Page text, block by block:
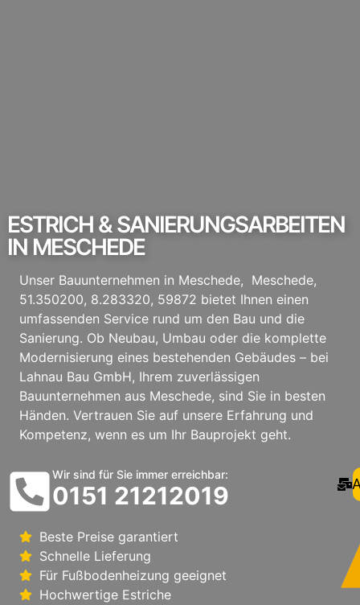
ESTRICH & SANIERUNGSARBEITEN
IN MESCHEDE
Unser Bauunternehmen in Meschede, Meschede,
51.350200, 8.283320, 59872 bietet Ihnen einen
umfassenden Service rund um den Bau und die
Sanierung. Ob Neubau, Umbau oder die komplette
Modernisierung eines bestehenden Gebäudes – bei
Lahnau Bau GmbH, Ihrem zuverlässigen
Bauunternehmen aus Meschede, sind Sie in besten
Händen. Vertrauen Sie auf unsere Erfahrung und
Kompetenz, wenn es um Ihr Bauprojekt geht.
Wir sind für Sie immer erreichbar:
0151 21212019
Beste Preise garantiert
Schnelle Lieferung
Für Fußbodenheizung geeignet
Hochwertige Estriche